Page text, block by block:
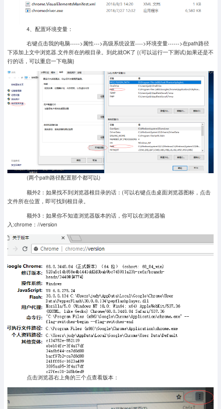
4、配置环境变量：
右键点击我的电脑----->属性--->高级系统设置---->环境变量------>在path路径
下添加上文中浏览器.文件所在的根目录。到此就OK了 {(可以运行一下测试)如果还是不
行的话，可以重启一下电脑}
(两个path路径配置那个都可以)
额外2：如果找不到浏览器根目录的话：(可以右键点击桌面浏览器图标，点击
文件所在位置，即可找到根目录。
额外3：如果你不知道浏览器版本的话，你可以在浏览器输
入:chrome：//version
点击浏览器右上角的三个点查看版本：